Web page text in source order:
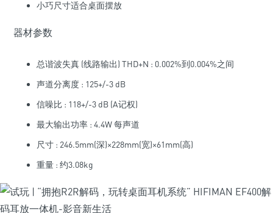
小巧尺寸适合桌面摆放
器材参数
总谐波失真 (线路输出) THD+N : 0.002%到0.004%之间
声道分离度 : 125+/-3 dB
信噪比 : 118+/-3 dB (A记权)
最大输出功率 : 4.4W 每声道
尺寸 : 246.5mm(深)×228mm(宽)×61mm(高)
重量 : 约3.08kg